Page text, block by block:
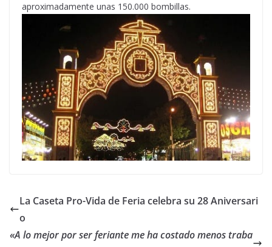
aproximadamente unas 150.000 bombillas.
La Caseta Pro-Vida de Feria celebra su 28 Aniversari
o
«A lo mejor por ser feriante me ha costado menos traba